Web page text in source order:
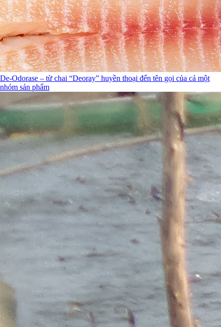
De-Odorase – từ chai “Deoray” huyền thoại đến tên gọi của cả một
nhóm sản phẩm